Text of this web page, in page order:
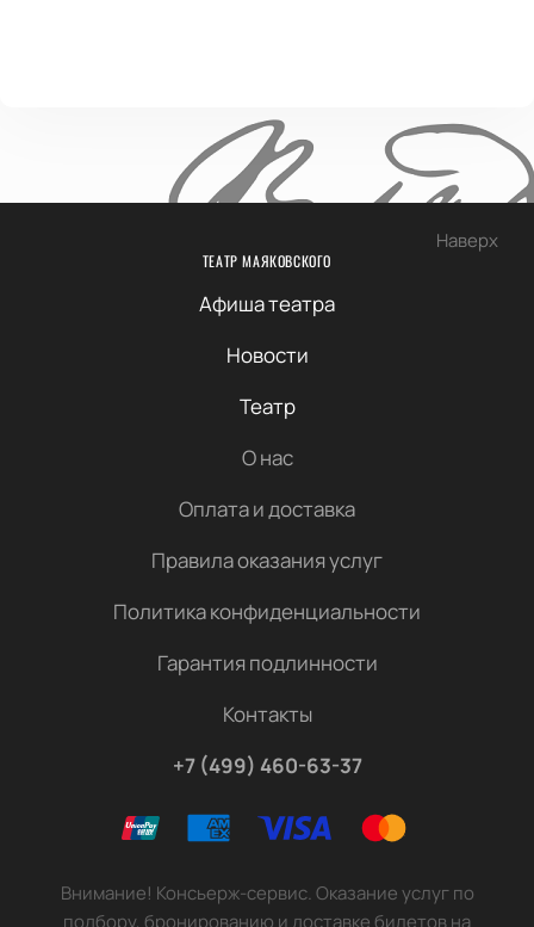
Наверх
ТЕАТР МАЯКОВСКОГО
Афиша театра
Новости
Театр
О нас
Оплата и доставка
Правила оказания услуг
Политика конфиденциальности
Гарантия подлинности
Контакты
+7 (499) 460-63-37
Внимание! Консьерж-сервис. Оказание услуг по